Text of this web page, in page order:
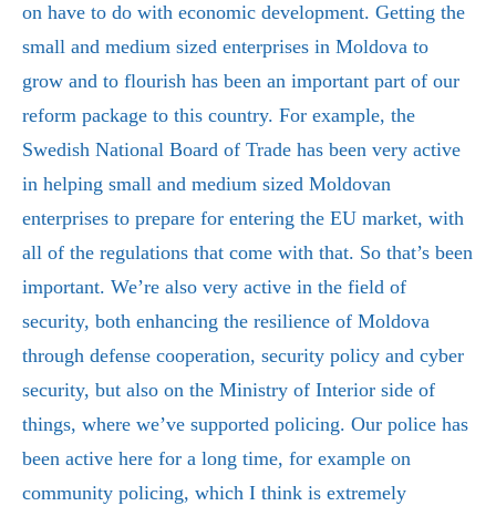
on have to do with economic development. Getting the
small and medium sized enterprises in Moldova to
grow and to flourish has been an important part of our
reform package to this country. For example, the
Swedish National Board of Trade has been very active
in helping small and medium sized Moldovan
enterprises to prepare for entering the EU market, with
all of the regulations that come with that. So that’s been
important. We’re also very active in the field of
security, both enhancing the resilience of Moldova
through defense cooperation, security policy and cyber
security, but also on the Ministry of Interior side of
things, where we’ve supported policing. Our police has
been active here for a long time, for example on
community policing, which I think is extremely